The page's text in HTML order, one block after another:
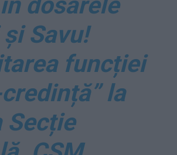
Savu!
funcției
la
Secție